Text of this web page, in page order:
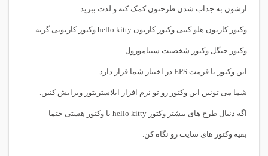
ازشون به جذاب شدن طرحتون کمک کنه و لذت ببرید.
وکتور کارتون هلو کیتی وکتور کارتون hello kitty وکتور کارتونی گربه
وکتور جنگل وکتور شخصیت سینامورول
این وکتور با فرمت EPS در اختیار شما قرار دارد.
شما می تونین این وکتور رو تو نرم افزار ایلاستریتور ویرایش کنین.
اگه دنبال طرح های بیشتر وکتور hello kitty یا وکتور هستی حتما
بقیه وکتور های سایت رو نگاه کن.